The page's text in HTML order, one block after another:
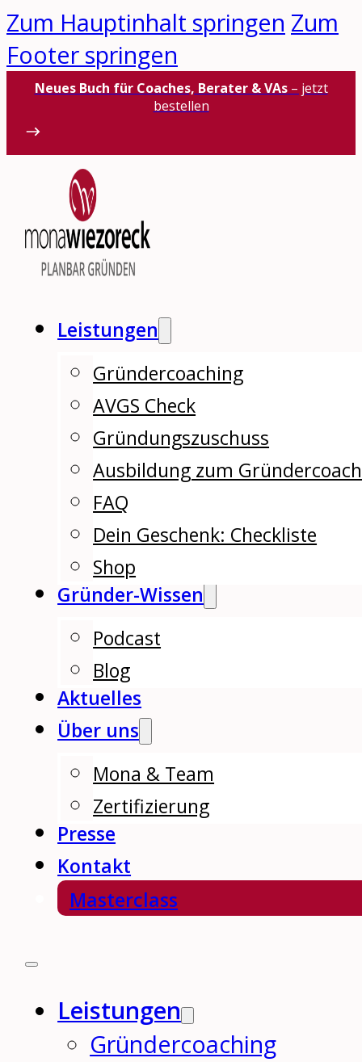
Zum Hauptinhalt springen Zum
Footer springen
Neues Buch für Coaches, Berater & VAs– jetzt
bestellen
Leistungen
Gründercoaching
AVGS Check
Gründungszuschuss
Ausbildung zum Gründercoach
FAQ
Dein Geschenk: Checkliste
Shop
Gründer-Wissen
Podcast
Blog
Aktuelles
Über uns
Mona & Team
Zertifizierung
Presse
Kontakt
Masterclass
Leistungen
Gründercoaching